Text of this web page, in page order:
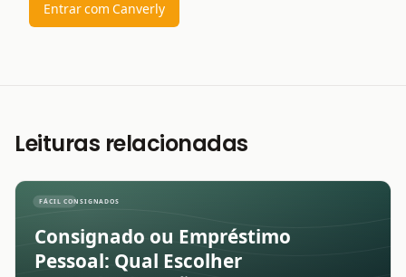
Entrar com Canverly
Leituras relacionadas